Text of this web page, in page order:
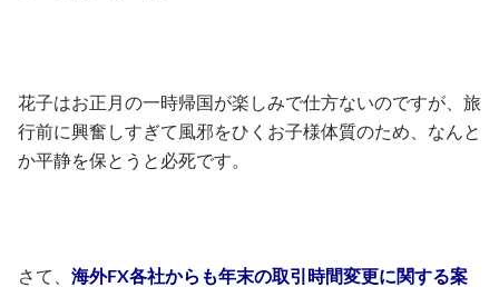
花子はお正月の一時帰国が楽しみで仕方ないのですが、旅
行前に興奮しすぎて風邪をひくお子様体質のため、なんと
か平静を保とうと必死です。
さて、 海外FX各社からも年末の取引時間変更に関する案